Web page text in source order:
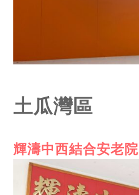
土瓜灣區
輝濤中西結合安老院